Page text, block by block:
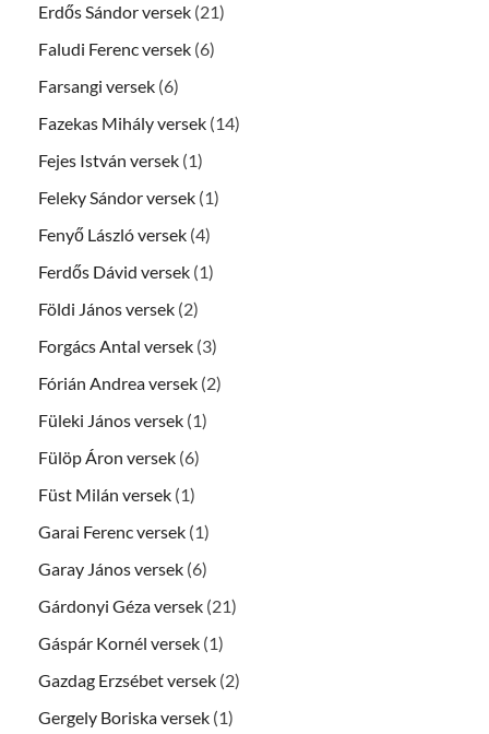
Erdős Sándor versek (21)
Faludi Ferenc versek (6)
Farsangi versek (6)
Fazekas Mihály versek (14)
Fejes István versek (1)
Feleky Sándor versek (1)
Fenyő László versek (4)
Ferdős Dávid versek (1)
Földi János versek (2)
Forgács Antal versek (3)
Fórián Andrea versek (2)
Füleki János versek (1)
Fülöp Áron versek (6)
Füst Milán versek (1)
Garai Ferenc versek (1)
Garay János versek (6)
Gárdonyi Géza versek (21)
Gáspár Kornél versek (1)
Gazdag Erzsébet versek (2)
Gergely Boriska versek (1)